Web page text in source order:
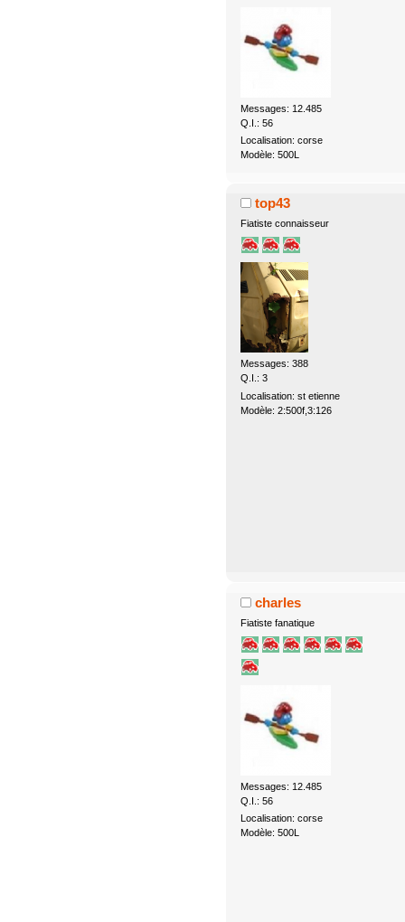
Messages: 12.485
Q.I.: 56
Localisation: corse
Modèle: 500L
top43
Fiatiste connaisseur
Messages: 388
Q.I.: 3
Localisation: st etienne
Modèle: 2:500f,3:126
charles
Fiatiste fanatique
Messages: 12.485
Q.I.: 56
Localisation: corse
Modèle: 500L